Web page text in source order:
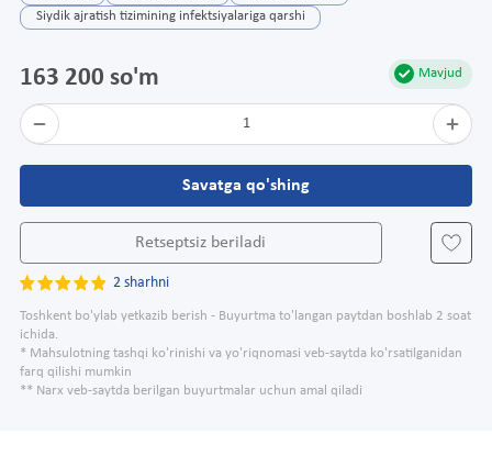
Siydik ajratish tizimining infektsiyalariga qarshi
Mavjud
163 200 so'm
1
Savatga qo'shing
Retseptsiz beriladi
2 sharhni
Toshkent bo'ylab yetkazib berish - Buyurtma to'langan paytdan boshlab 2 soat
ichida.
* Mahsulotning tashqi ko'rinishi va yo'riqnomasi veb-saytda ko'rsatilganidan
farq qilishi mumkin
** Narx veb-saytda berilgan buyurtmalar uchun amal qiladi